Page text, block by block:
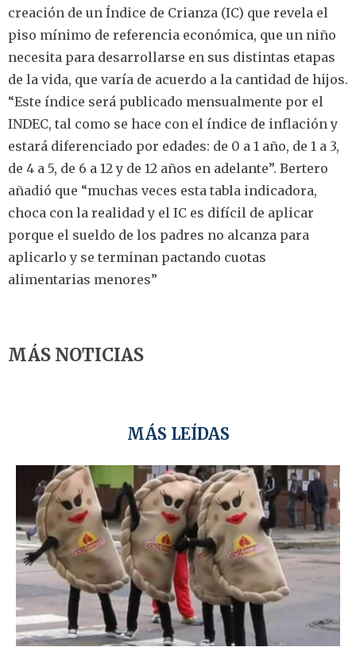
creación de un Índice de Crianza (IC) que revela el
piso mínimo de referencia económica, que un niño
necesita para desarrollarse en sus distintas etapas
de la vida, que varía de acuerdo a la cantidad de hijos.
“Este índice será publicado mensualmente por el
INDEC, tal como se hace con el índice de inflación y
estará diferenciado por edades: de 0 a 1 año, de 1 a 3,
de 4 a 5, de 6 a 12 y de 12 años en adelante”. Bertero
añadió que “muchas veces esta tabla indicadora,
choca con la realidad y el IC es difícil de aplicar
porque el sueldo de los padres no alcanza para
aplicarlo y se terminan pactando cuotas
alimentarias menores”
MÁS NOTICIAS
MÁS LEÍDAS